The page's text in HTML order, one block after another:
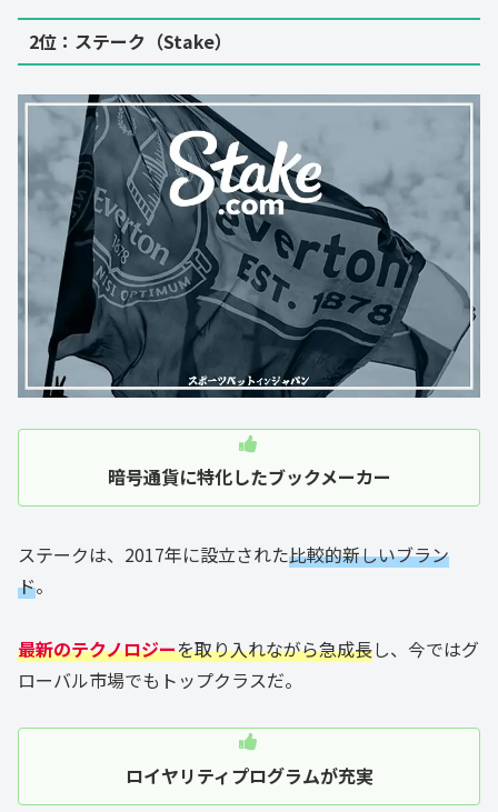
2位： ステーク（Stake）
暗号通貨に特化したブックメーカー
ステークは、2017年に設立された比較的新しいブラン
ド。
最新のテクノロジーを取り入れながら急成長し、今ではグ
ローバル市場でもトップクラスだ。
ロイヤリティプログラムが充実